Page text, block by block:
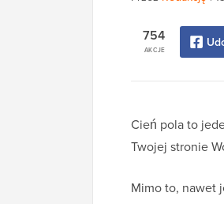
AKCJE
754
Cień pola to
Twojej stronie
Mimo to, nawet